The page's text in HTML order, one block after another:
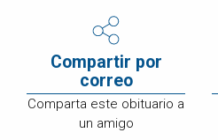
Compartir por
correo
Comparta este obituario a
un amigo